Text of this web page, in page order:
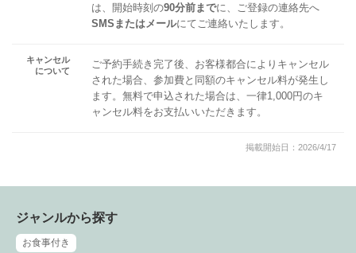
は、開始時刻の90分前までに、ご登録の連絡先へ
SMSまたはメールにてご連絡いたします。
キャンセル
について
ご予約手続き完了後、お客様都合によりキャンセル
された場合、参加費と同額のキャンセル料が発生し
ます。無料で申込された場合は、一律1,000円のキ
ャンセル料をお支払いいただきます。
掲載開始日：2026/4/17
ジャンルから探す
お食事付き